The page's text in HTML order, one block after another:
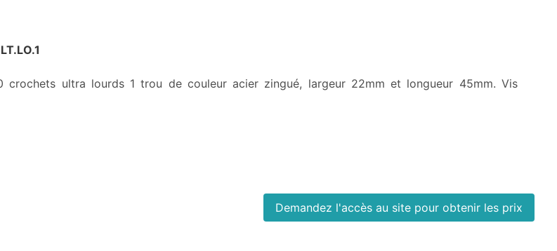
crochets ultra lourds 1 trou de couleur acier zingué, largeur 22mm et longueur 45mm. Vis
Demandez l'accès au site pour obtenir les prix